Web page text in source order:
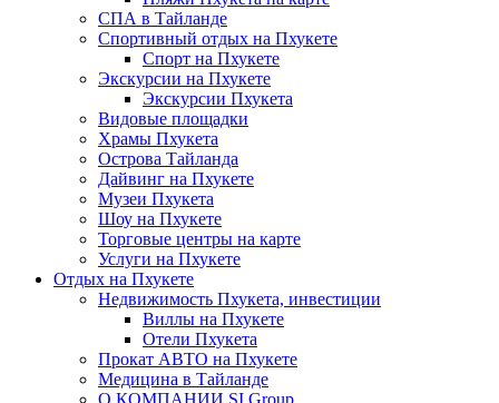
СПА в Тайланде
Спортивный отдых на Пхукете
Спорт на Пхукете
Экскурсии на Пхукете
Экскурсии Пхукета
Видовые площадки
Храмы Пхукета
Острова Тайланда
Дайвинг на Пхукете
Музеи Пхукета
Шоу на Пхукете
Торговые центры на карте
Услуги на Пхукете
Отдых на Пхукете
Недвижимость Пхукета, инвестиции
Виллы на Пхукете
Отели Пхукета
Прокат АВТО на Пхукете
Медицина в Тайланде
О КОМПАНИИ SI Group